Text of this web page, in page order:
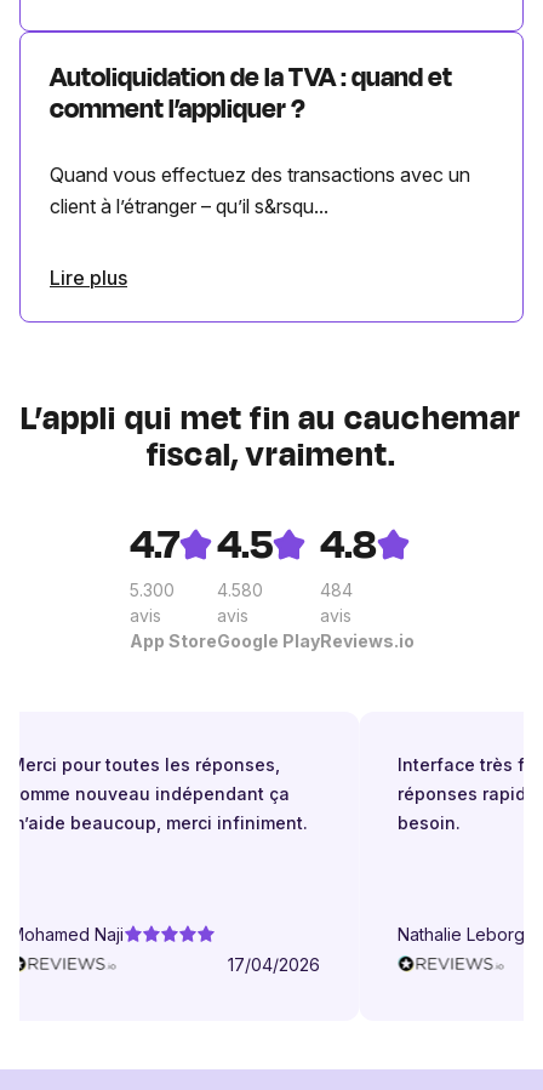
Autoliquidation de la TVA : quand et
comment l’appliquer ?
Quand vous effectuez des transactions avec un
client à l’étranger – qu’il s&rsqu...
Lire plus
L’appli qui met fin au cauchemar
fiscal, vraiment.
4.7
5.300
avis
App Store
4.5
4.580
avis
Google Play
4.8
484
avis
Reviews.io
pour toutes les réponses,
nouveau indépendant ça
beaucoup, merci infiniment.
Naji
17/04/2026
Interface très
réponses rapides
besoin.
Nathalie Leborgne